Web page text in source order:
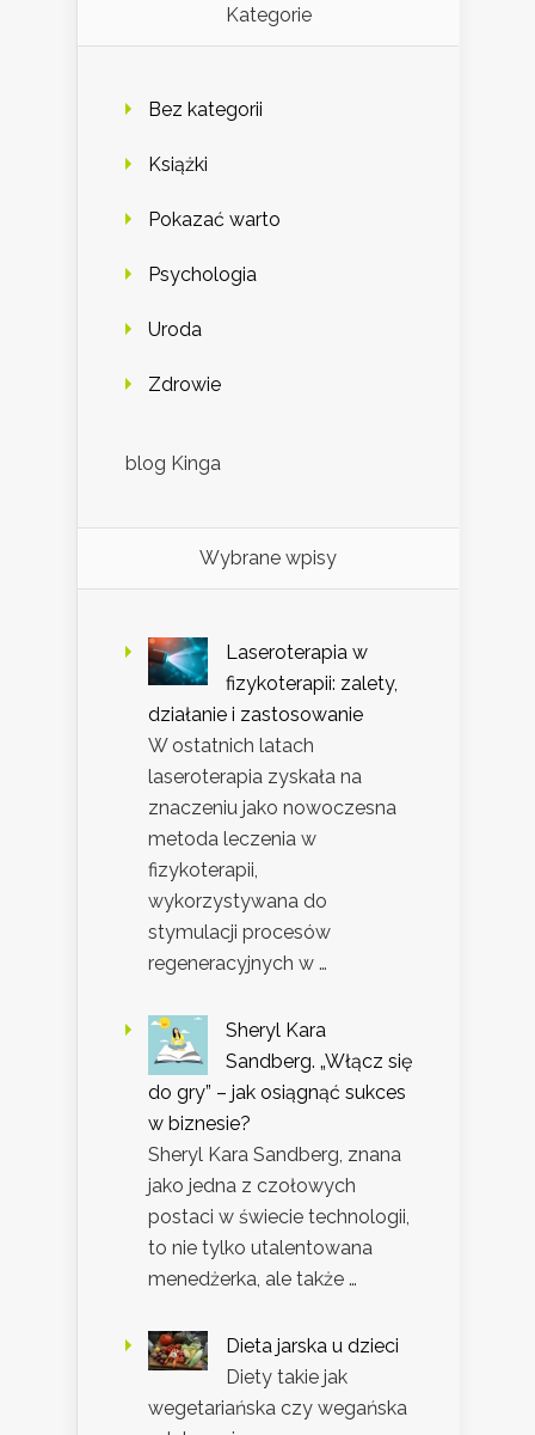
Kategorie
Bez kategorii
Książki
Pokazać warto
Psychologia
Uroda
Zdrowie
blog Kinga
Wybrane wpisy
Laseroterapia w
fizykoterapii: zalety,
działanie i zastosowanie
W ostatnich latach
laseroterapia zyskała na
znaczeniu jako nowoczesna
metoda leczenia w
fizykoterapii,
wykorzystywana do
stymulacji procesów
regeneracyjnych w …
Sheryl Kara
Sandberg. „Włącz się
do gry” – jak osiągnąć sukces
w biznesie?
Sheryl Kara Sandberg, znana
jako jedna z czołowych
postaci w świecie technologii,
to nie tylko utalentowana
menedżerka, ale także …
Dieta jarska u dzieci
Diety takie jak
wegetariańska czy wegańska